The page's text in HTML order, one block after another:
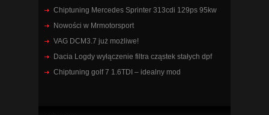
Chiptuning Mercedes Sprinter 313cdi 129ps 95kw
Nowości w Mrmotorsport
VAG DCM3.7 już możliwe!
Dacia Logdy wyłączenie filtra cząstek stałych dpf
Chiptuning golf 7 1.6TDI – idealny mod